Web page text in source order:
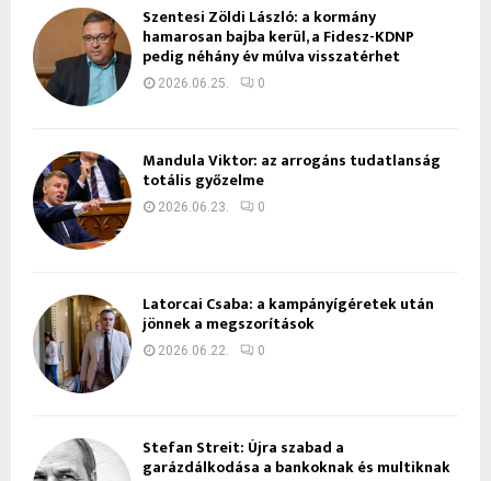
Szentesi Zöldi László: a kormány
hamarosan bajba kerül, a Fidesz-KDNP
pedig néhány év múlva visszatérhet
2026.06.25. 0
Mandula Viktor: az arrogáns tudatlanság
totális győzelme
2026.06.23. 0
Latorcai Csaba: a kampányígéretek után
jönnek a megszorítások
2026.06.22. 0
Stefan Streit: Újra szabad a
garázdálkodása a bankoknak és multiknak